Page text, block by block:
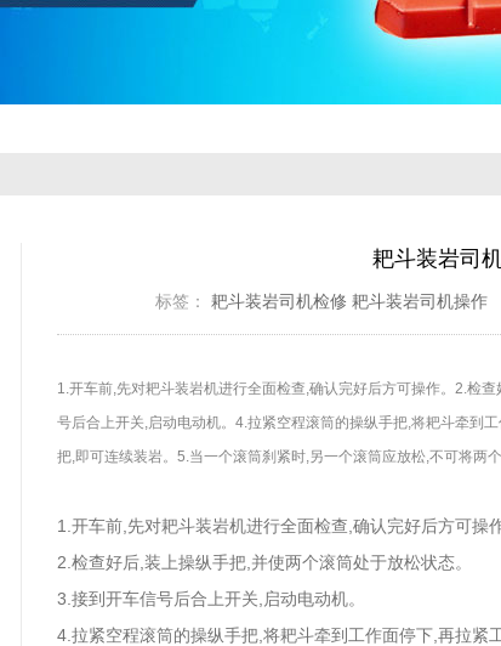
耙斗装岩司
标签： 耙斗装岩司机检修 耙斗装岩司机操作
1.开车前,先对耙斗装岩机进行全面检查,确认完好后方可操作。2.检
号后合上开关,启动电动机。4.拉紧空程滚筒的操纵手把,将耙斗牵到
把,即可连续装岩。5.当一个滚筒刹紧时,另一个滚筒应放松,不可将两个
1.开车前,先对耙斗装岩机进行全面检查,确认完好后方可操作
2.检查好后,装上操纵手把,并使两个滚筒处于放松状态。
3.接到开车信号后合上开关,启动电动机。
4.拉紧空程滚筒的操纵手把,将耙斗牵到工作面停下,再拉